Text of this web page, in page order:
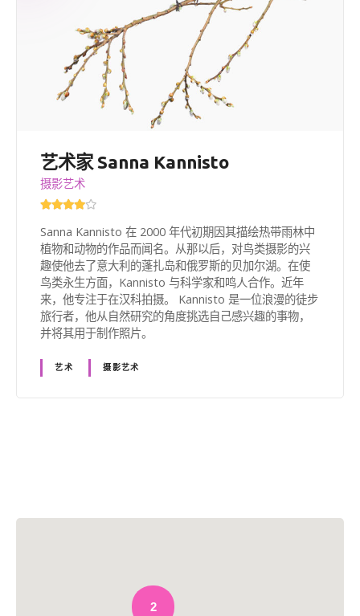
艺术家 Sanna Kannisto
摄影艺术
Sanna Kannisto 在 2000 年代初期因其描绘热带雨林中
植物和动物的作品而闻名。从那以后，对鸟类摄影的兴
趣使他去了意大利的蓬扎岛和俄罗斯的贝加尔湖。在使
鸟类永生方面，Kannisto 与科学家和鸣人合作。近年
来，他专注于在汉科拍摄。 Kannisto 是一位浪漫的徒步
旅行者，他从自然研究的角度挑选自己感兴趣的事物，
并将其用于制作照片。
艺术 摄影艺术
2